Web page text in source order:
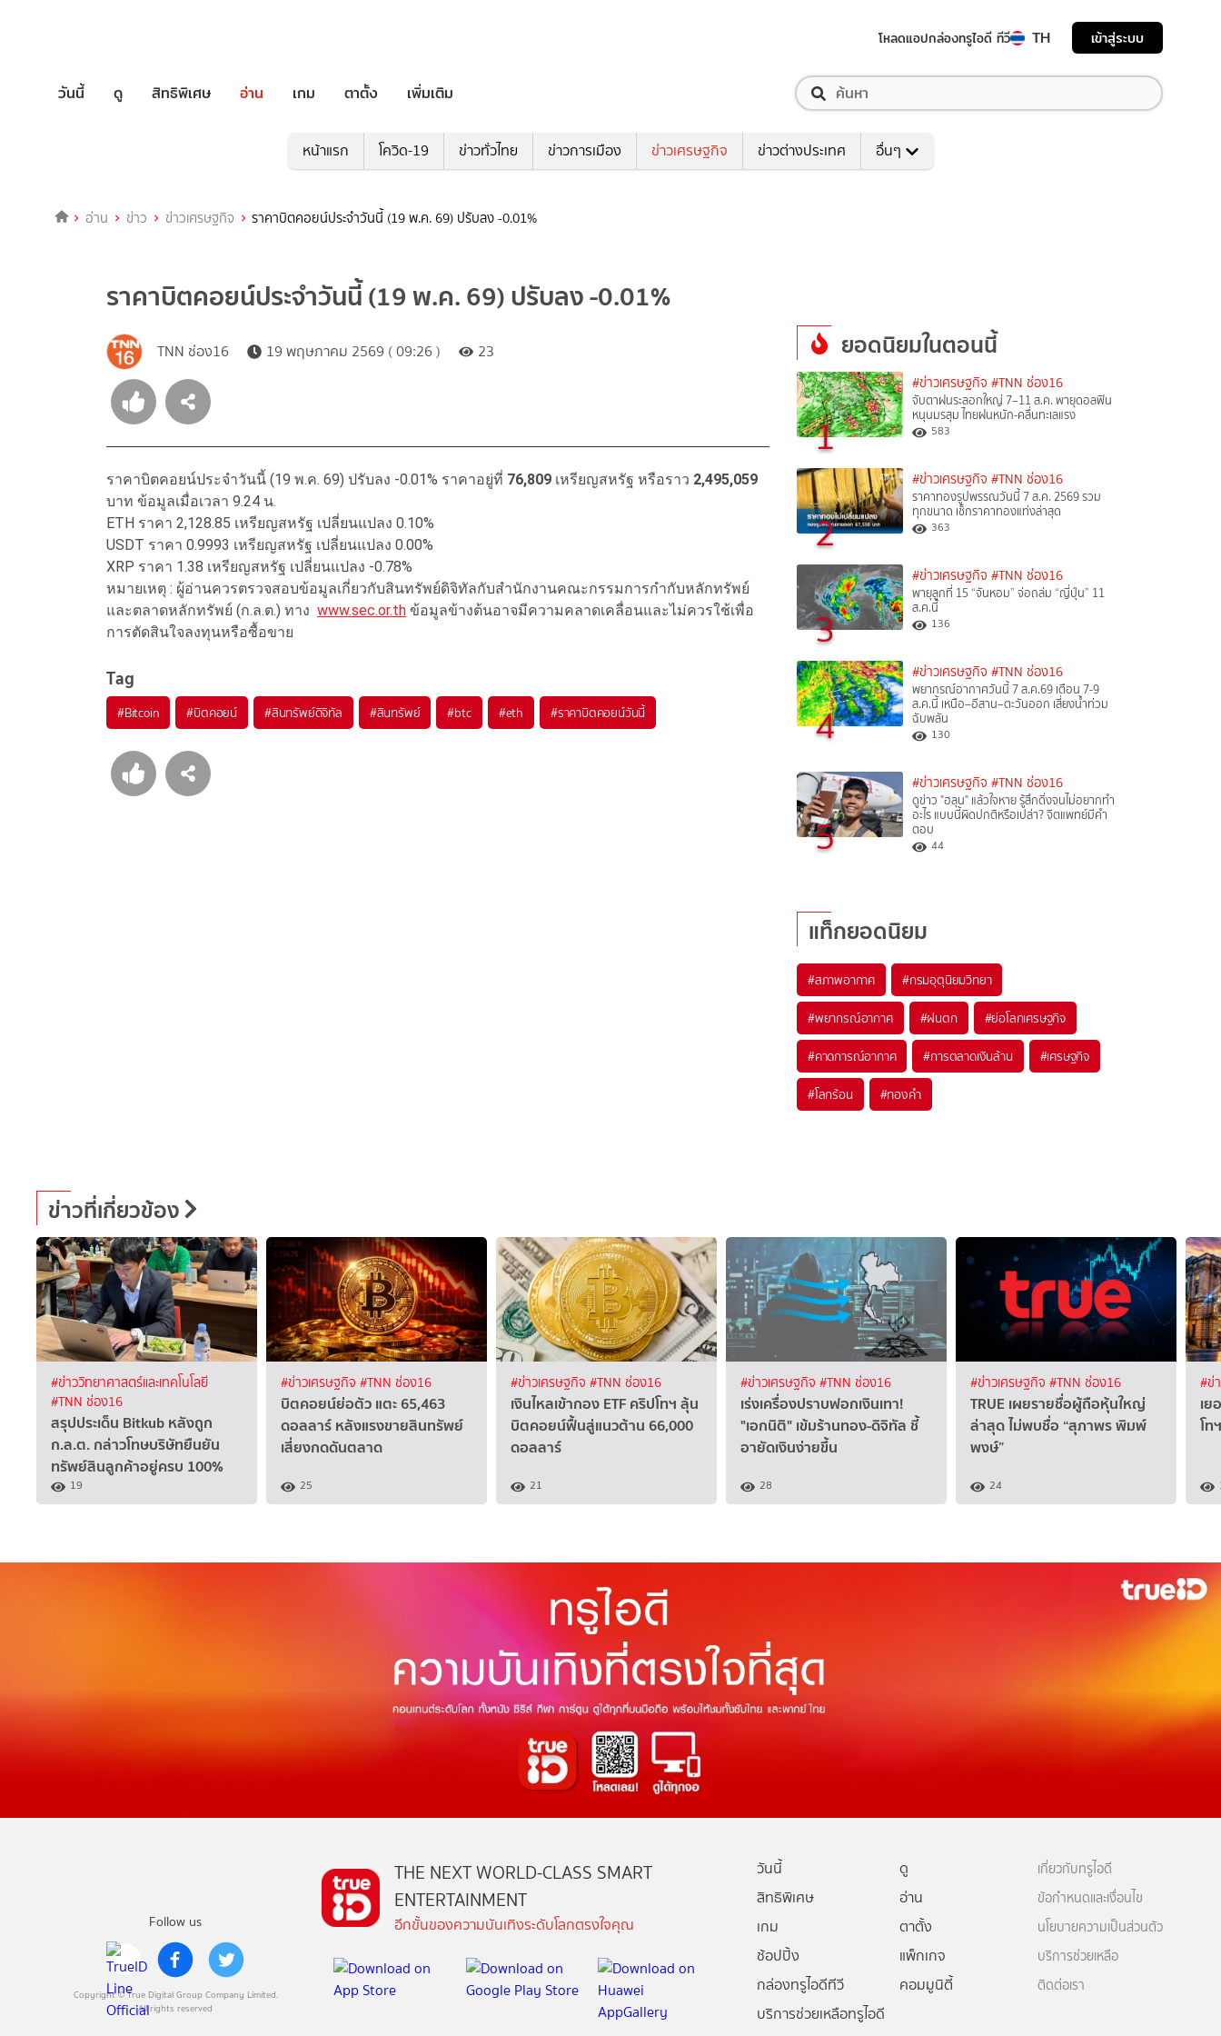
โหลดแอปกล่องทรูไอดี ทีวี TH เข้าสู่ระบบ
วันนี้ ดู สิทธิพิเศษ อ่าน เกม ตาตั้ง เพิ่มเติม
หน้าแรก โควิด-19 ข่าวทั่วไทย ข่าวการเมือง ข่าวเศรษฐกิจ ข่าวต่างประเทศ อื่นๆ
อ่าน ข่าว ข่าวเศรษฐกิจ ราคาบิตคอยน์ประจำวันนี้ (19 พ.ค. 69) ปรับลง -0.01%
ราคาบิตคอยน์ประจำวันนี้ (19 พ.ค. 69) ปรับลง -0.01%
TNN ช่อง16 19 พฤษภาคม 2569 ( 09:26 ) 23
ราคาบิตคอยน์ประจำวันนี้ (19 พ.ค. 69) ปรับลง -0.01% ราคาอยู่ที่ 76,809 เหรียญสหรัฐ หรือราว 2,495,059
บาท ข้อมูลเมื่อเวลา 9.24 น.
ETH ราคา 2,128.85 เหรียญสหรัฐ เปลี่ยนแปลง 0.10%
USDT ราคา 0.9993 เหรียญสหรัฐ เปลี่ยนแปลง 0.00%
XRP ราคา 1.38 เหรียญสหรัฐ เปลี่ยนแปลง -0.78%
หมายเหตุ : ผู้อ่านควรตรวจสอบข้อมูลเกี่ยวกับสินทรัพย์ดิจิทัลกับสำนักงานคณะกรรมการกำกับหลักทรัพย์
และตลาดหลักทรัพย์ (ก.ล.ต.) ทาง www.sec.or.th ข้อมูลข้างต้นอาจมีความคลาดเคลื่อนและไม่ควรใช้เพื่อ
การตัดสินใจลงทุนหรือซื้อขาย
Tag
#Bitcoin #บิตคอยน์ #สินทรัพย์ดิจิทัล #สินทรัพย์ #btc #eth #ราคาบิตคอยน์วันนี้
ยอดนิยมในตอนนี้
1
#ข่าวเศรษฐกิจ #TNN ช่อง16
จับตาฝนระลอกใหญ่ 7–11 ส.ค. พายุดอลฟิน
หนุนมรสุม ไทยฝนหนัก-คลื่นทะเลแรง
583
2
#ข่าวเศรษฐกิจ #TNN ช่อง16
ราคาทองรูปพรรณวันนี้ 7 ส.ค. 2569 รวม
ทุกขนาด เช็กราคาทองแท่งล่าสุด
363
3
#ข่าวเศรษฐกิจ #TNN ช่อง16
พายุลูกที่ 15 “จันหอม” จ่อถล่ม “ญี่ปุ่น” 11
ส.ค.นี้
136
4
#ข่าวเศรษฐกิจ #TNN ช่อง16
พยากรณ์อากาศวันนี้ 7 ส.ค.69 เตือน 7-9
ส.ค.นี้ เหนือ–อีสาน–ตะวันออก เสี่ยงน้ำท่วม
ฉับพลัน
130
5
#ข่าวเศรษฐกิจ #TNN ช่อง16
ดูข่าว "ฮลุน" แล้วใจหาย รู้สึกดิ่งจนไม่อยากทำ
อะไร แบบนี้ผิดปกติหรือเปล่า? จิตแพทย์มีคำ
ตอบ
44
แท็กยอดนิยม
#สภาพอากาศ #กรมอุตุนิยมวิทยา
#พยากรณ์อากาศ #ฝนตก #ย่อโลกเศรษฐกิจ
#คาดการณ์อากาศ #การตลาดเงินล้าน #เศรษฐกิจ
#โลกร้อน #ทองคำ
ข่าวที่เกี่ยวข้อง
#ข่าววิทยาศาสตร์และเทคโนโลยี
#TNN ช่อง16
สรุปประเด็น Bitkub หลังถูก
ก.ล.ต. กล่าวโทษบริษัทยืนยัน
ทรัพย์สินลูกค้าอยู่ครบ 100%
19
#ข่าวเศรษฐกิจ #TNN ช่อง16
บิตคอยน์ย่อตัว แตะ 65,463
ดอลลาร์ หลังแรงขายสินทรัพย์
เสี่ยงกดดันตลาด
25
#ข่าวเศรษฐกิจ #TNN ช่อง16
เงินไหลเข้ากอง ETF คริปโทฯ ลุ้น
บิตคอยน์ฟื้นสู่แนวต้าน 66,000
ดอลลาร์
21
#ข่าวเศรษฐกิจ #TNN ช่อง16
เร่งเครื่องปราบฟอกเงินเทา!
"เอกนิติ" เข้มร้านทอง-ดิจิทัล ชี้
อายัดเงินง่ายขึ้น
28
#ข่าวเศรษฐกิจ #TNN ช่อง16
TRUE เผยรายชื่อผู้ถือหุ้นใหญ่
ล่าสุด ไม่พบชื่อ “สุภาพร พิมพ์
พงษ์”
24
#ข่
เย
โท
Follow us
Copyright © True Digital Group Company Limited.
All rights reserved
THE NEXT WORLD-CLASS SMART
ENTERTAINMENT
อีกขั้นของความบันเทิงระดับโลกตรงใจคุณ
วันนี้
ดู
สิทธิพิเศษ
อ่าน
เกม
ตาตั้ง
ช้อปปิ้ง
แพ็กเกจ
กล่องทรูไอดีทีวี
คอมมูนิตี้
บริการช่วยเหลือทรูไอดี
เกี่ยวกับทรูไอดี
ข้อกำหนดและเงื่อนไข
นโยบายความเป็นส่วนตัว
บริการช่วยเหลือ
ติดต่อเรา